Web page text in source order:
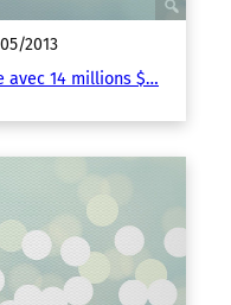
2013
avec 14 millions $…